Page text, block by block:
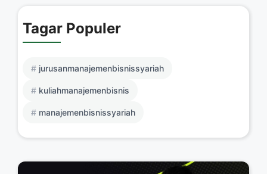
Tagar Populer
jurusanmanajemenbisnissyariah
kuliahmanajemenbisnis
manajemenbisnissyariah